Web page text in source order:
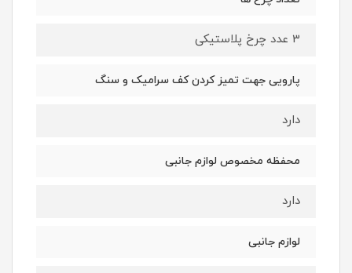
3 عدد چرخ پلاستیکی
پارویی جهت تمیز کردن کف سرامیک و سنگ
دارد
محفظه مخصوص لوازم جانبی
دارد
لوازم جانبی